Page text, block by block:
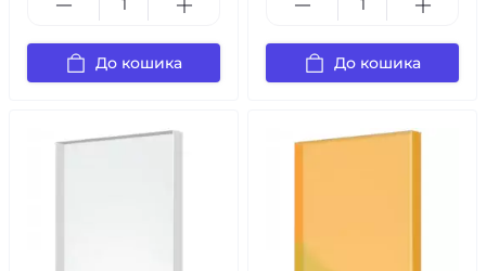
До кошика До кошика